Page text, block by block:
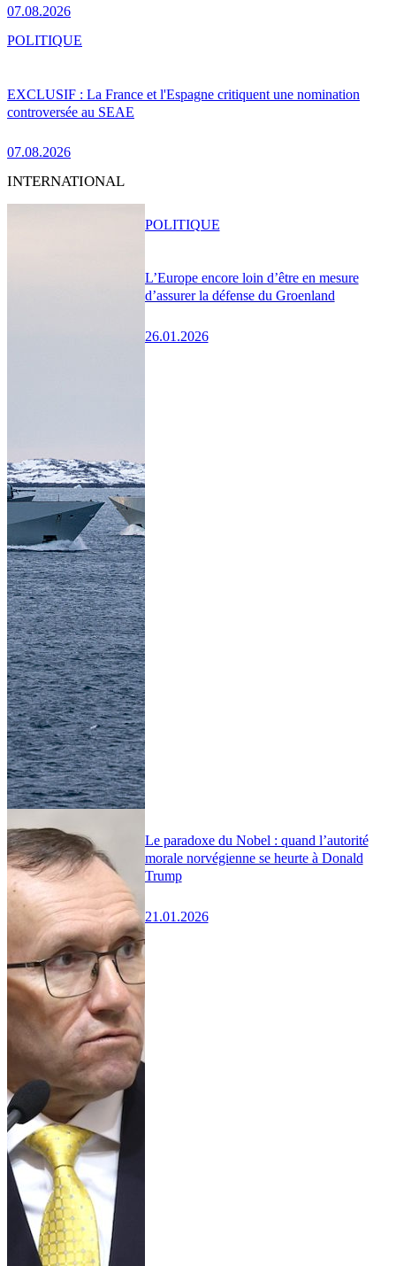
07.08.2026
EXCLUSIF : La France et l'Espagne critiquent une nomination
controversée au SEAE
07.08.2026
POLITIQUE
INTERNATIONAL
L’Europe encore loin d’être en mesure
d’assurer la défense du Groenland
26.01.2026
POLITIQUE
Le paradoxe du Nobel : quand l’autorité
morale norvégienne se heurte à Donald
Trump
21.01.2026